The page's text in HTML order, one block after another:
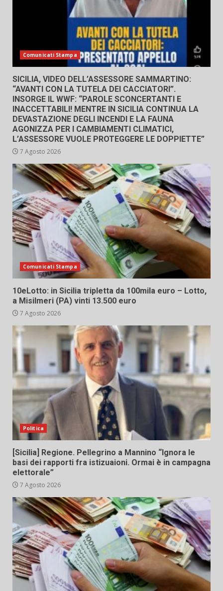
Comunicati Stampa
SICILIA, VIDEO DELL’ASSESSORE SAMMARTINO:
“AVANTI CON LA TUTELA DEI CACCIATORI”.
INSORGE IL WWF: “PAROLE SCONCERTANTI E
INACCETTABILI! MENTRE IN SICILIA CONTINUA LA
DEVASTAZIONE DEGLI INCENDI E LA FAUNA
AGONIZZA PER I CAMBIAMENTI CLIMATICI,
L’ASSESSORE VUOLE PROTEGGERE LE DOPPIETTE”
7 Agosto 2026
Comunicati Stampa
10eLotto: in Sicilia tripletta da 100mila euro – Lotto,
a Misilmeri (PA) vinti 13.500 euro
7 Agosto 2026
Politica
[Sicilia] Regione. Pellegrino a Mannino “Ignora le
basi dei rapporti fra istizuaioni. Ormai è in campagna
elettorale”
7 Agosto 2026